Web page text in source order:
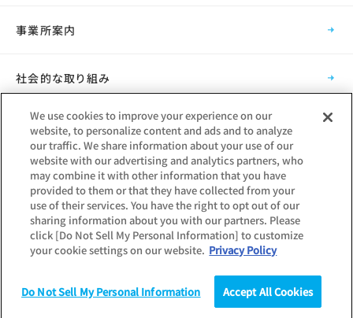
統計（データ） コラム
Copyright © Mynavi Corporation
事業所案内
社会的な取り組み
採用情報
グループ会社
We use cookies to improve your experience on our
website, to personalize content and ads and to analyze
our traffic. We share information about your use of our
website with our advertising and analytics partners, who
may combine it with other information that you have
provided to them or that they have collected from your
use of their services. You have the right to opt out of our
sharing information about you with our partners. Please
click [Do Not Sell My Personal Information] to customize
your cookie settings on our website. Privacy Policy
Do Not Sell My Personal Information Accept All Cookies